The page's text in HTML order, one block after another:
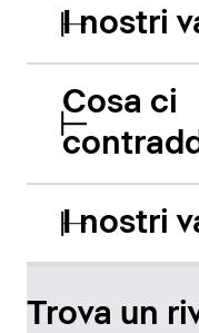
I nostri
Cosa ci
I nostri
Trova un